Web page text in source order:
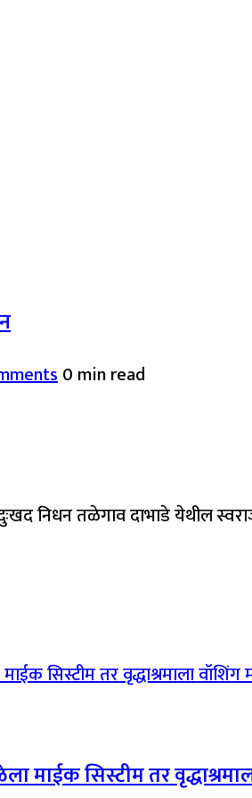
0 min read
निधन तळेगाव दाभाडे येथील
माईक सिस्टीम तर